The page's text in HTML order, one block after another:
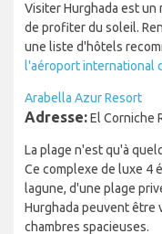
Visiter Hurghada est
de profiter du soleil.
une liste d'hôtels
l'aéroport international
Arabella Azur Resort
Adresse:El Corniche
La plage n'est qu'à
Ce complexe de luxe 4
lagune, d'une plage
Hurghada peuvent être
chambres spacieuses.